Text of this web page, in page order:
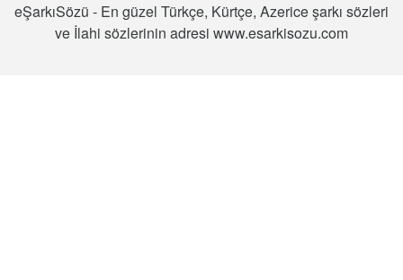
eŞarkıSözü - En güzel Türkçe, Kürtçe, Azerice şarkı sözleri
ve İlahi sözlerinin adresi www.esarkisozu.com